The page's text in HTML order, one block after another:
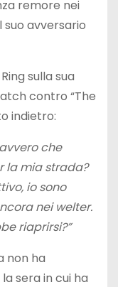
remore nei
suo avversario
sulla sua
contro “The
indietro:
che
la mia strada?
io sono
nei welter.
riaprirsi?”
non ha
sera in cui ha